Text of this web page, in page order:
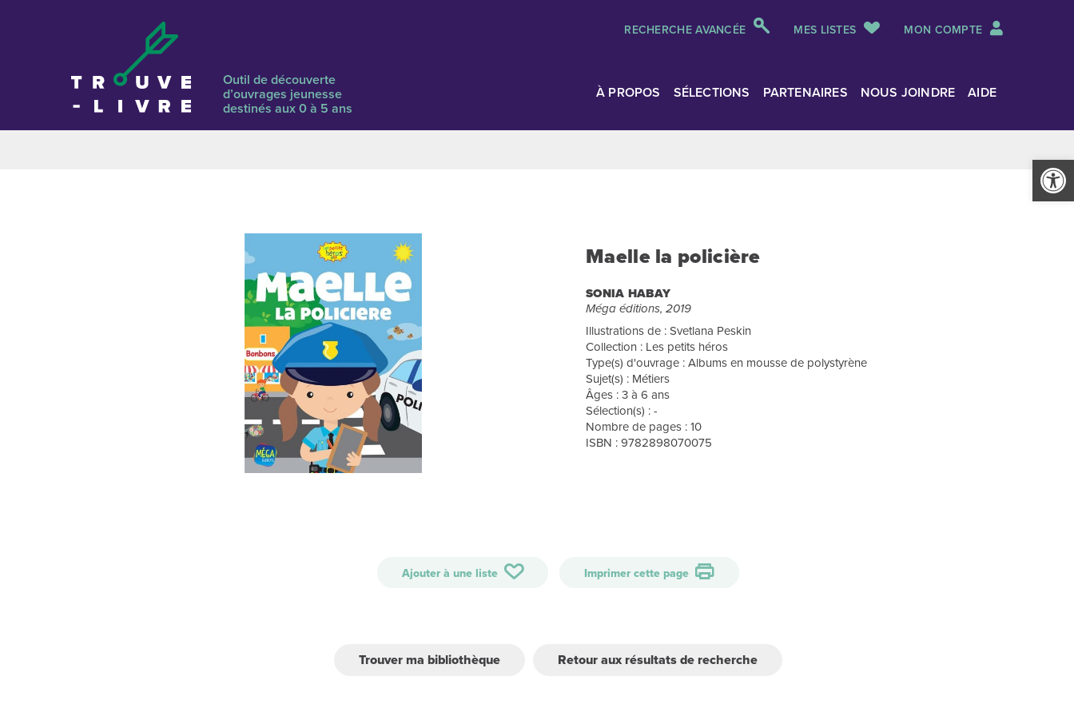
Ouvrir
RECHERCHE AVANCÉE MES LISTES MON COMPTE
Outil de découverte
d’ouvrages jeunesse
destinés aux 0 à 5 ans
À PROPOS SÉLECTIONS PARTENAIRES NOUS JOINDRE AIDE
Maelle la policière
SONIA HABAY
Méga éditions, 2019
Illustrations de : Svetlana Peskin
Collection : Les petits héros
Type(s) d'ouvrage : Albums en mousse de polystyrène
Sujet(s) : Métiers
Âges : 3 à 6 ans
Sélection(s) : -
Nombre de pages : 10
ISBN : 9782898070075
Ajouter à une liste Imprimer cette page
Trouver ma bibliothèque Retour aux résultats de recherche